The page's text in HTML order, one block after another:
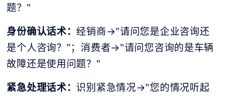
题？"
身份确认话术：经销商→"请问您是企业咨询还
是个人咨询？"；消费者→"请问您咨询的是车辆
故障还是使用问题？"
紧急处理话术： 识别紧急情况→"您的情况听起